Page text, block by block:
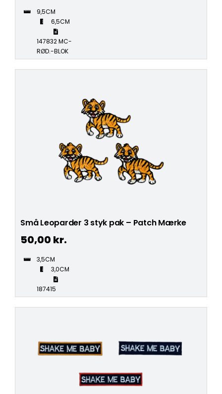
9,5CM
6,5CM
147832 MC-
RØD.-BLOK
Små Leoparder 3 styk pak – Patch Mærke
50,00 kr.
3,5CM
3,0CM
187415